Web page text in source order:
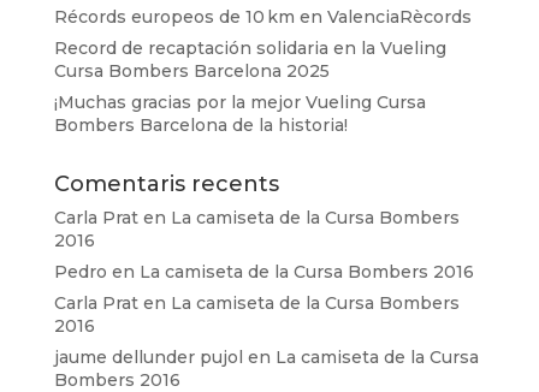
Récords europeos de 10 km en ValenciaRècords
Record de recaptación solidaria en la Vueling
Cursa Bombers Barcelona 2025
¡Muchas gracias por la mejor Vueling Cursa
Bombers Barcelona de la historia!
Comentaris recents
Carla Praten La camiseta de la Cursa Bombers
2016
Pedro en La camiseta de la Cursa Bombers 2016
Carla Praten La camiseta de la Cursa Bombers
2016
jaume dellunder pujol en La camiseta de la Cursa
Bombers 2016